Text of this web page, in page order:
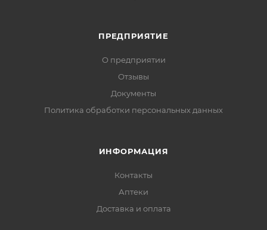
ПРЕДПРИЯТИЕ
О предприятии
Отзывы
Документы
Политика обработки персональных данных
ИНФОРМАЦИЯ
Контакты
Аптеки
Доставка и оплата